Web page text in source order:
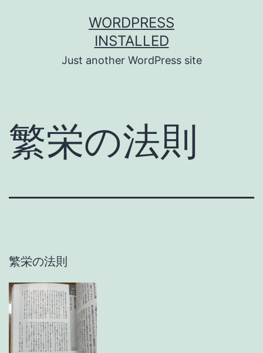
WORDPRESS
INSTALLED
Just another WordPress site
繁栄の法則
繁栄の法則